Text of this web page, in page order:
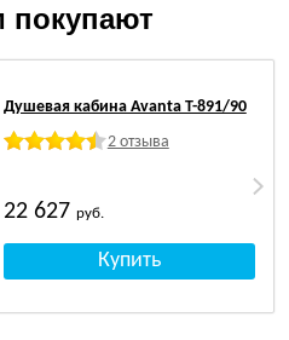
покупают
Душевая кабина Avanta T-891/90
2 отзыва
22 627 руб.